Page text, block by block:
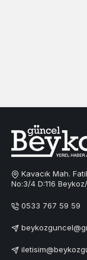
Kavacık Mah.
No:3/4 D:116
0533 767 59 59